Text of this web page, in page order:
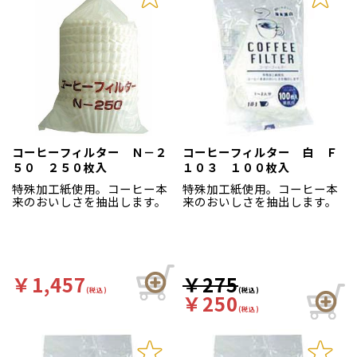
コーヒーフィルター Ｎ－２
５０ ２５０枚入
特殊加工紙使用。コーヒー本
来のおいしさを抽出します。
￥1,457(税込)
コーヒーフィルター 白 Ｆ
１０３ １００枚入
特殊加工紙使用。コーヒー本
来のおいしさを抽出します。
￥275(税込)
￥250(税込)